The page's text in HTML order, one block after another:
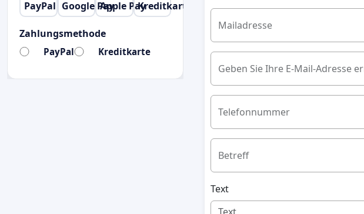
Mailadresse
Geben Sie Ihre E-Mail-Adresse
Telefonnummer
Betreff
Text
PayPal Google PayApple PayKreditkarte
Zahlungsmethode
PayPal Kreditkarte